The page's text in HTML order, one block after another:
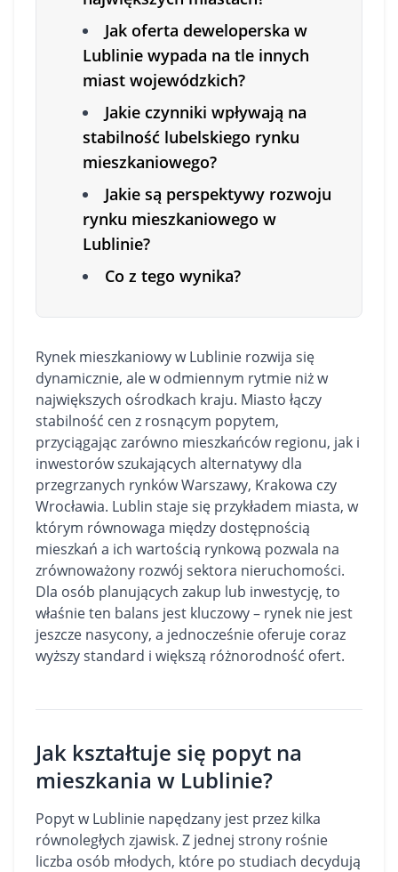
Jak oferta deweloperska w
Lublinie wypada na tle innych
miast wojewódzkich?
Jakie czynniki wpływają na
stabilność lubelskiego rynku
mieszkaniowego?
Jakie są perspektywy rozwoju
rynku mieszkaniowego w
Lublinie?
Co z tego wynika?
Rynek mieszkaniowy w Lublinie rozwija się
dynamicznie, ale w odmiennym rytmie niż w
największych ośrodkach kraju. Miasto łączy
stabilność cen z rosnącym popytem,
przyciągając zarówno mieszkańców regionu, jak i
inwestorów szukających alternatywy dla
przegrzanych rynków Warszawy, Krakowa czy
Wrocławia. Lublin staje się przykładem miasta, w
którym równowaga między dostępnością
mieszkań a ich wartością rynkową pozwala na
zrównoważony rozwój sektora nieruchomości.
Dla osób planujących zakup lub inwestycję, to
właśnie ten balans jest kluczowy – rynek nie jest
jeszcze nasycony, a jednocześnie oferuje coraz
wyższy standard i większą różnorodność ofert.
Jak kształtuje się popyt na
mieszkania w Lublinie?
Popyt w Lublinie napędzany jest przez kilka
równoległych zjawisk. Z jednej strony rośnie
liczba osób młodych, które po studiach decydują